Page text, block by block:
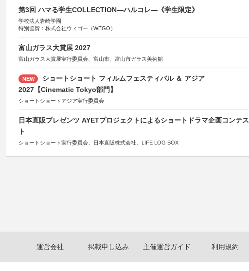
第3回 ハマる学生COLLECTION―ハルコレ―《学生限定》
学校法人岩崎学園
特別協賛：株式会社ウィゴー（WEGO）
富山ガラス大賞展 2027
富山ガラス大賞展実行委員会、富山市、富山市ガラス美術館
NEW
ショートショート フィルムフェスティバル ＆ アジア
2027【Cinematic Tokyo部門】
ショートショートアジア実行委員会
日本直販プレゼンツ AYETプロジェクトによるショートドラマ企画コンテス
ト
ショートショート実行委員会、日本直販株式会社、LIFE LOG BOX
運営会社 掲載申し込み 主催運営ガイド 利用規約